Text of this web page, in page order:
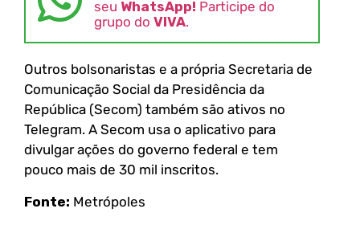
seu WhatsApp! Participe do
grupo do VIVA.
Outros bolsonaristas e a própria Secretaria de
Comunicação Social da Presidência da
República (Secom) também são ativos no
Telegram. A Secom usa o aplicativo para
divulgar ações do governo federal e tem
pouco mais de 30 mil inscritos.
Fonte: Metrópoles